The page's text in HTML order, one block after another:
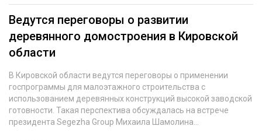
Ведутся переговоры о развитии
деревянного домостроения в Кировской
области
В Кировской области ведутся переговоры о применении
госпрограммы для малоэтажного строительства с
использованием деревянных конструкций высокой заводской
готовности. Такая перспектива обсуждалась на встрече
президента Segezha Group Михаила Шамолина...